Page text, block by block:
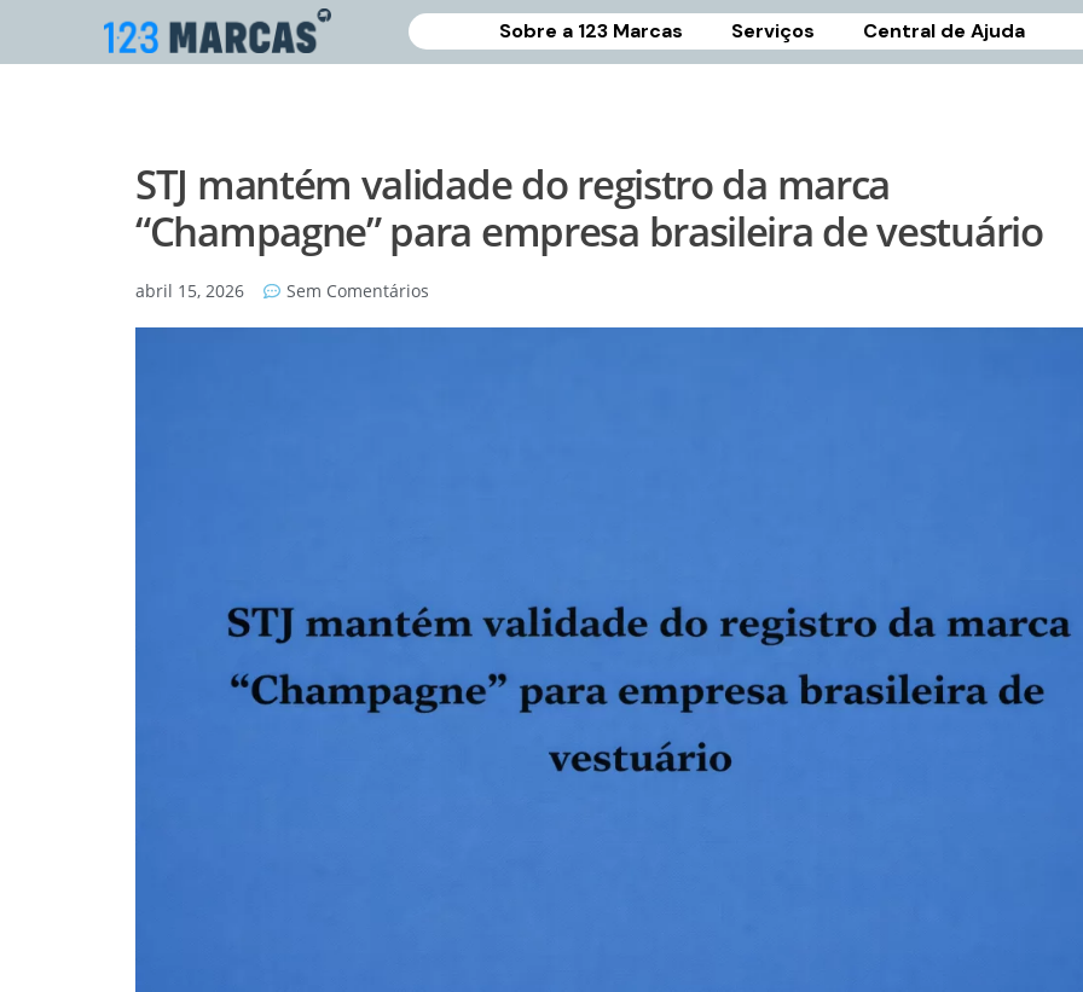
Sobre a 123 Marcas Serviços Central de Ajuda
STJ mantém validade do registro da marca
“Champagne” para empresa brasileira de vestuário
abril 15, 2026 Sem Comentários